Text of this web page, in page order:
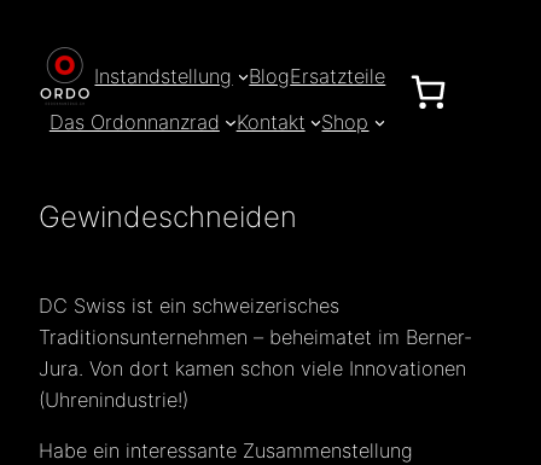
Inhalt
springen Instandstellung BlogErsatzteile
Das Ordonnanzrad
Kontakt Shop
Gewindeschneiden
DC Swiss ist ein schweizerisches
Traditionsunternehmen – beheimatet im Berner-
Jura. Von dort kamen schon viele Innovationen
(Uhrenindustrie!)
Habe ein interessante Zusammenstellung